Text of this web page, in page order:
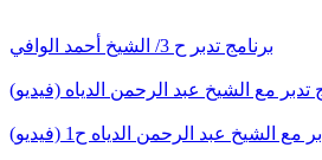
برنامج تدبر ح 3/ الشيخ أحمد الوافي
تدبر مع الشيخ عبد الرحمن الدياه (فيديو)
مع الشيخ عبد الرحمن الدياه ح1 (فيديو)